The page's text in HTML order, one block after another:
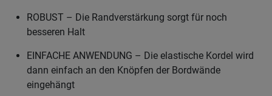
ROBUST – Die Randverstärkung sorgt für noch
besseren Halt
EINFACHE ANWENDUNG – Die elastische Kordel wird
dann einfach an den Knöpfen der Bordwände
eingehängt